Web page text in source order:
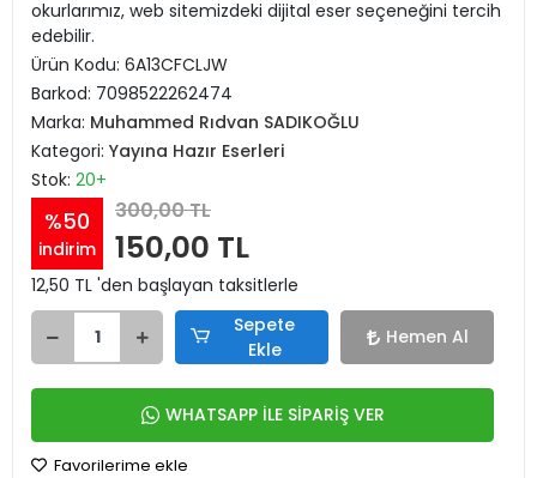
okurlarımız, web sitemizdeki dijital eser seçeneğini tercih
edebilir.
Ürün Kodu: 6A13CFCLJW
Barkod: 7098522262474
Marka: Muhammed Rıdvan SADIKOĞLU
Kategori: Yayına Hazır Eserleri
Stok: 20+
%50
indirim
300,00 TL
150,00 TL
12,50 TL 'den başlayan taksitlerle
Sepete
Ekle
Hemen Al
WHATSAPP İLE SİPARİŞ VER
Favorilerime ekle